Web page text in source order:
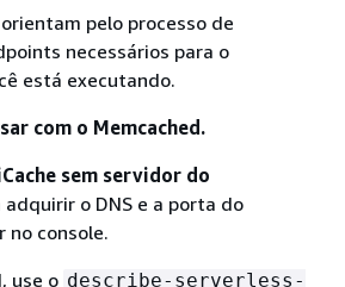
pelo processo de
necessários para o
está executando.
com o Memcached.
sem servidor do
adquirir o DNS e a porta do
no console.
use o describe-serverless-